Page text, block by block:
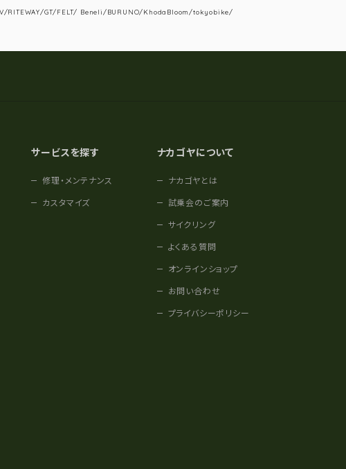
RITEWAY/GT/FELT/ Beneli/BURUNO/KhodaBloom/tokyobike/
サービスを探す
修理・メンテナンス
カスタマイズ
ナカゴヤについて
ナカゴヤとは
試乗会のご案内
サイクリング
よくある質問
オンラインショップ
お問い合わせ
プライバシーポリシー